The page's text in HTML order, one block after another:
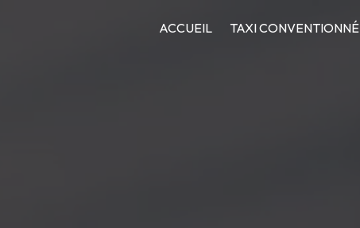
ACCUEIL TAXI CONVENTIONNÉ